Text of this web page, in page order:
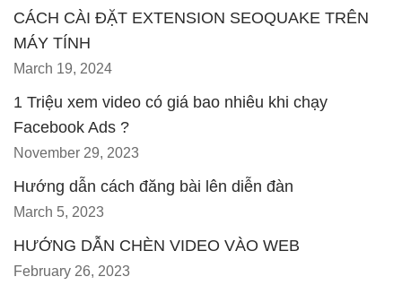
CÁCH CÀI ĐẶT EXTENSION SEOQUAKE TRÊN
MÁY TÍNH
March 19, 2024
1 Triệu xem video có giá bao nhiêu khi chạy
Facebook Ads ?
November 29, 2023
Hướng dẫn cách đăng bài lên diễn đàn
March 5, 2023
HƯỚNG DẪN CHÈN VIDEO VÀO WEB
February 26, 2023